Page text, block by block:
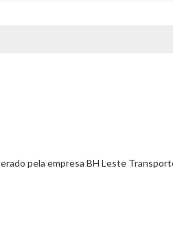
pela empresa BH Leste